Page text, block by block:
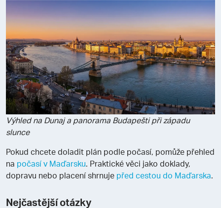
Výhled na Dunaj a panorama Budapešti při západu
slunce
Pokud chcete doladit plán podle počasí, pomůže přehled
na počasí v Maďarsku. Praktické věci jako doklady,
dopravu nebo placení shrnuje před cestou do Maďarska.
Nejčastější otázky